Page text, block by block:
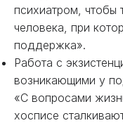
психиатром, чтобы
человека, при
поддержка».
Работа с
возникающими у
«С вопросами
хосписе